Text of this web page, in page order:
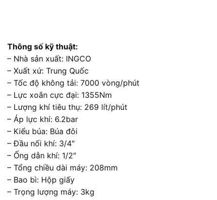
Thông số kỹ thuật:
– Nhà sản xuất: INGCO
– Xuất xứ: Trung Quốc
– Tốc độ không tải: 7000 vòng/phút
– Lực xoắn cực đại: 1355Nm
– Lượng khí tiêu thụ: 269 lít/phút
– Áp lực khí: 6.2bar
– Kiểu búa: Búa đôi
– Đầu nối khí: 3/4″
– Ống dẫn khí: 1/2″
– Tổng chiều dài máy: 208mm
– Bao bì: Hộp giấy
– Trọng lượng máy: 3kg